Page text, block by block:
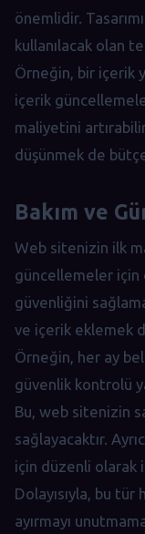
önemlidir.
kullanılacak olan
Örneğin, bir içerik
içerik
maliyetini
düşünmek de
Bakım ve
Web sitenizin ilk
güncellemeler için
güvenliğini
ve içerik eklemek
Örneğin, her ay
güvenlik kontrolü
Bu, web sitenizin
sağlayacaktır.
için düzenli olarak
Dolayısıyla, bu
ayırmayı